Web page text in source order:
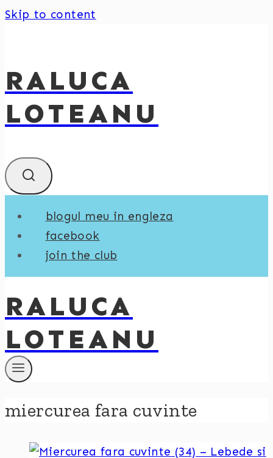
Skip to content
RALUCA
LOTEANU
blogul meu in engleza
facebook
join the club
RALUCA
LOTEANU
miercurea fara cuvinte